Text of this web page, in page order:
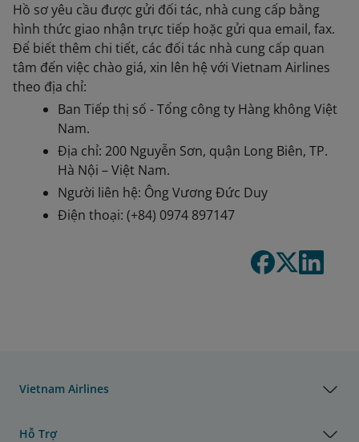
Hồ sơ yêu cầu được gửi đối tác, nhà cung cấp bằng
hình thức giao nhận trực tiếp hoặc gửi qua email, fax.
Để biết thêm chi tiết, các đối tác nhà cung cấp quan
tâm đến việc chào giá, xin lên hệ với Vietnam Airlines
theo địa chỉ:
Ban Tiếp thị số - Tổng công ty Hàng không Việt
Nam.
Địa chỉ: 200 Nguyễn Sơn, quận Long Biên, TP.
Hà Nội – Việt Nam.
Người liên hệ: Ông Vương Đức Duy
Điện thoại: (+84) 0974 897147
Vietnam Airlines
Hỗ Trợ